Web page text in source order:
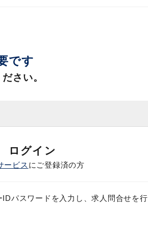
です
さい。
ログイン
ービス にご登録済の方
パスワードを入力し、求人問合せを行